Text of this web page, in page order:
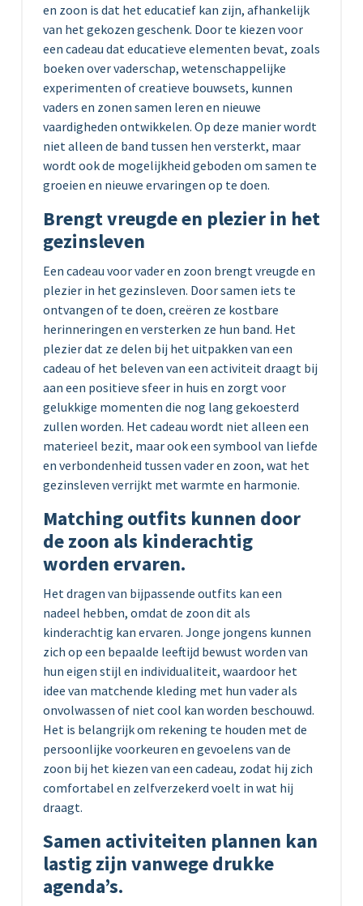
en zoon is dat het educatief kan zijn, afhankelijk
van het gekozen geschenk. Door te kiezen voor
een cadeau dat educatieve elementen bevat, zoals
boeken over vaderschap, wetenschappelijke
experimenten of creatieve bouwsets, kunnen
vaders en zonen samen leren en nieuwe
vaardigheden ontwikkelen. Op deze manier wordt
niet alleen de band tussen hen versterkt, maar
wordt ook de mogelijkheid geboden om samen te
groeien en nieuwe ervaringen op te doen.
Brengt vreugde en plezier in het
gezinsleven
Een cadeau voor vader en zoon brengt vreugde en
plezier in het gezinsleven. Door samen iets te
ontvangen of te doen, creëren ze kostbare
herinneringen en versterken ze hun band. Het
plezier dat ze delen bij het uitpakken van een
cadeau of het beleven van een activiteit draagt bij
aan een positieve sfeer in huis en zorgt voor
gelukkige momenten die nog lang gekoesterd
zullen worden. Het cadeau wordt niet alleen een
materieel bezit, maar ook een symbool van liefde
en verbondenheid tussen vader en zoon, wat het
gezinsleven verrijkt met warmte en harmonie.
Matching outfits kunnen door
de zoon als kinderachtig
worden ervaren.
Het dragen van bijpassende outfits kan een
nadeel hebben, omdat de zoon dit als
kinderachtig kan ervaren. Jonge jongens kunnen
zich op een bepaalde leeftijd bewust worden van
hun eigen stijl en individualiteit, waardoor het
idee van matchende kleding met hun vader als
onvolwassen of niet cool kan worden beschouwd.
Het is belangrijk om rekening te houden met de
persoonlijke voorkeuren en gevoelens van de
zoon bij het kiezen van een cadeau, zodat hij zich
comfortabel en zelfverzekerd voelt in wat hij
draagt.
Samen activiteiten plannen kan
lastig zijn vanwege drukke
agenda’s.